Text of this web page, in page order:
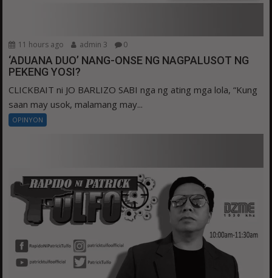
11 hours ago admin 3 0
‘ADUANA DUO’ NANG-ONSE NG NAGPALUSOT NG
PEKENG YOSI?
CLICKBAIT ni JO BARLIZO SABI nga ng ating mga lola, “Kung
saan may usok, malamang may...
OPINYON